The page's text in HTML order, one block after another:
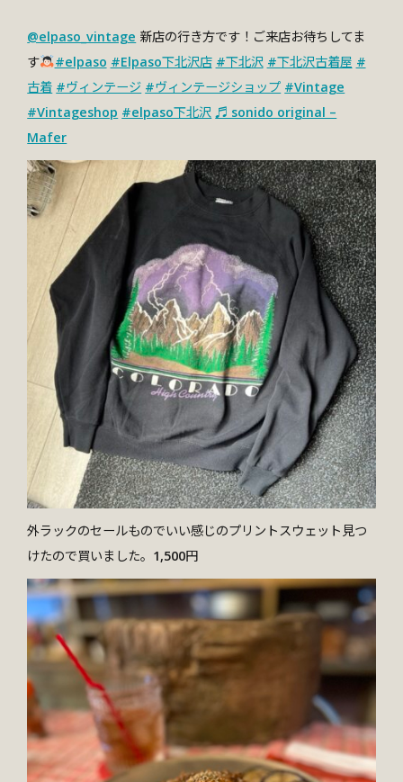
@elpaso_vintage 新店の行き方です！ご来店お待ちしてま
す
#elpaso #Elpaso下北沢店 #下北沢 #下北沢古着屋 #
古着 #ヴィンテージ #ヴィンテージショップ #Vintage
#Vintageshop #elpaso下北沢 ♬ sonido original –
Mafer
外ラックのセールものでいい感じのプリントスウェット見つ
けたので買いました。1,500円